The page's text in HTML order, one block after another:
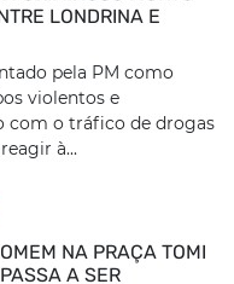
LONDRINA E
pela PM como
violentos e
com o tráfico de drogas
à...
NA PRAÇA TOMI
A SER